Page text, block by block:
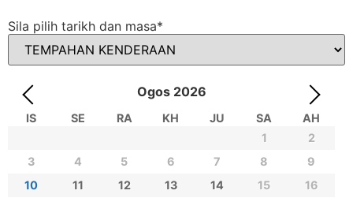
Sila pilih tarikh dan masa*
Ogos 2026
IS SE RA KH JU SA
AH
1
2
3
4 5 6 7 8
9
10
11 12 13 14 15
16